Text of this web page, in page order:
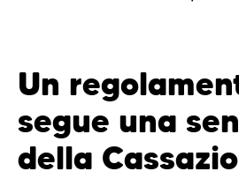
Un
segue una
della